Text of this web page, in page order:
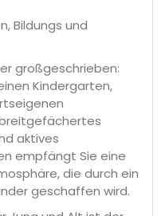
Bildungs und
großgeschrieben:
Kindergarten,
aktives
empfängt Sie eine
die durch ein
geschaffen wird.